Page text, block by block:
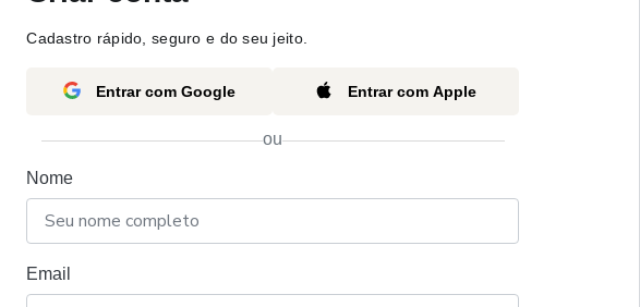
Cadastro rápido, seguro e do seu jeito.
Entrar com Google Entrar com Apple
ou
Nome
Email